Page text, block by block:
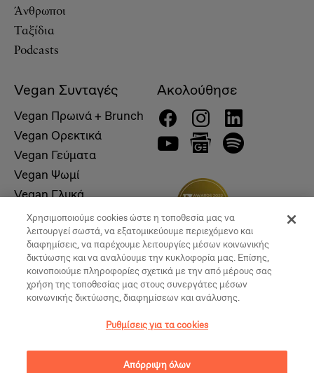
Άνθρωποι
Ταξίδια
Podcasts
Vegan Συνταγές
Vegan Πρωινά + Brunch
Vegan Ορεκτικά
Vegan Γεύματα
Vegan Ψωμί
Vegan Γλυκά
Ακολούθησε
Χρησιμοποιούμε cookies ώστε η τοποθεσία μας να
λειτουργεί σωστά, να εξατομικεύουμε περιεχόμενο και
διαφημίσεις, να παρέχουμε λειτουργίες μέσων κοινωνικής
δικτύωσης και να αναλύουμε την κυκλοφορία μας. Επίσης,
κοινοποιούμε πληροφορίες σχετικά με την από μέρους σας
χρήση της τοποθεσίας μας στους συνεργάτες μέσων
κοινωνικής δικτύωσης, διαφημίσεων και ανάλυσης.
Ρυθμίσεις για τα cookies
Απόρριψη όλων